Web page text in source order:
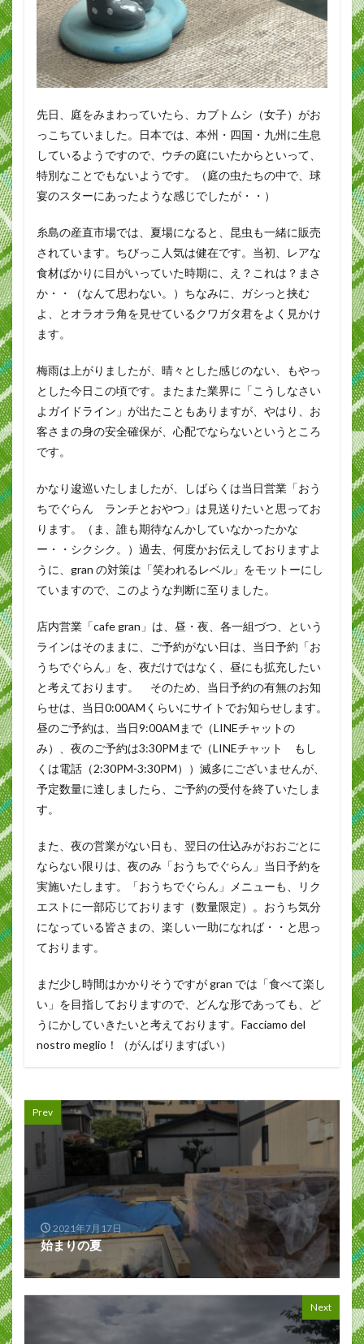
先日、庭をみまわっていたら、カブトムシ（女子）がお
っこちていました。日本では、本州・四国・九州に生息
しているようですので、ウチの庭にいたからといって、
特別なことでもないようです。（庭の虫たちの中で、球
宴のスターにあったような感じでしたが・・）
糸島の産直市場では、夏場になると、昆虫も一緒に販売
されています。ちびっこ人気は健在です。当初、レアな
食材ばかりに目がいっていた時期に、え？これは？まさ
か・・（なんて思わない。）ちなみに、ガシっと挟む
よ、とオラオラ角を見せているクワガタ君をよく見かけ
ます。
梅雨は上がりましたが、晴々とした感じのない、もやっ
とした今日この頃です。またまた業界に「こうしなさい
よガイドライン」が出たこともありますが、やはり、お
客さまの身の安全確保が、心配でならないというところ
です。
かなり逡巡いたしましたが、しばらくは当日営業「おう
ちでぐらん ランチとおやつ」は見送りたいと思ってお
ります。（ま、誰も期待なんかしていなかったかな
ー・・シクシク。）過去、何度かお伝えしておりますよ
うに、gran の対策は「笑われるレベル」をモットーにし
ていますので、このような判断に至りました。
店内営業「cafe gran」は、昼・夜、各一組づつ、という
ラインはそのままに、ご予約がない日は、当日予約「お
うちでぐらん」を、夜だけではなく、昼にも拡充したい
と考えております。 そのため、当日予約の有無のお知
らせは、当日0:00AMくらいにサイトでお知らせします。
昼のご予約は、当日9:00AMまで（LINEチャットの
み）、夜のご予約は3:30PMまで（LINEチャット もし
くは電話（2:30PM-3:30PM））滅多にございませんが、
予定数量に達しましたら、ご予約の受付を終了いたしま
す。
また、夜の営業がない日も、翌日の仕込みがおおごとに
ならない限りは、夜のみ「おうちでぐらん」当日予約を
実施いたします。「おうちでぐらん」メニューも、リク
エストに一部応じております（数量限定）。おうち気分
になっている皆さまの、楽しい一助になれば・・と思っ
ております。
まだ少し時間はかかりそうですが gran では「食べて楽し
い」を目指しておりますので、どんな形であっても、ど
うにかしていきたいと考えております。Facciamo del
nostro meglio！（がんばりますばい）
Prev
2021年7月17日
始まりの夏
Next